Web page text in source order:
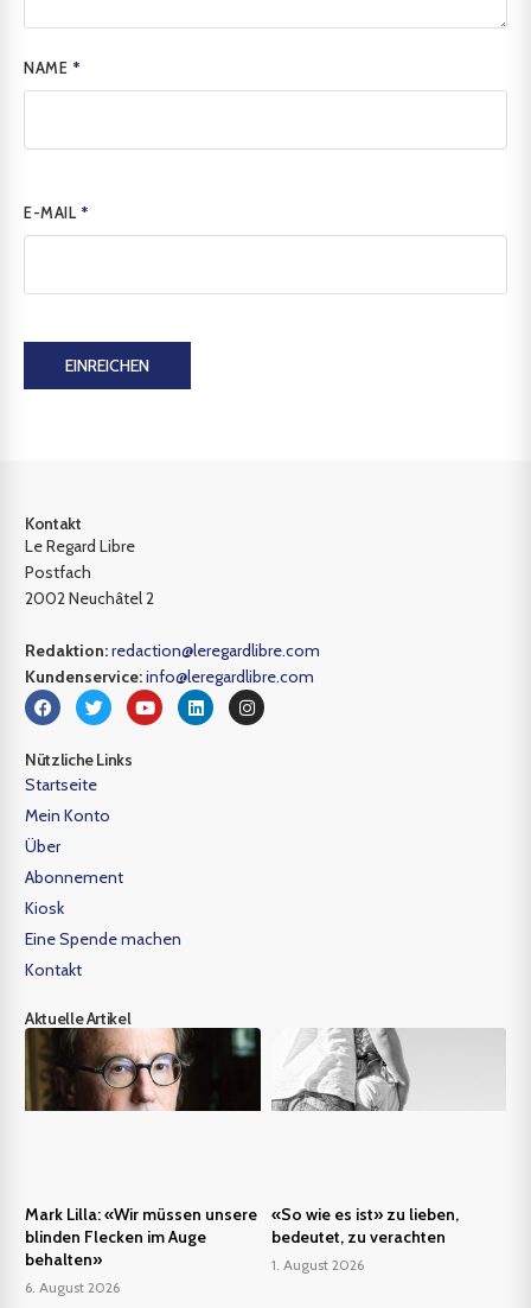
NAME *
E-MAIL *
EINREICHEN
Kontakt
Le Regard Libre
Postfach
2002 Neuchâtel 2
Redaktion:redaction@leregardlibre.com
Kundenservice:info@leregardlibre.com
Nützliche Links
Startseite
Mein Konto
Über
Abonnement
Kiosk
Eine Spende machen
Kontakt
Aktuelle Artikel
Mark Lilla: «Wir müssen unsere
blinden Flecken im Auge
behalten»
6. August 2026
«So wie es ist» zu lieben,
bedeutet, zu verachten
1. August 2026